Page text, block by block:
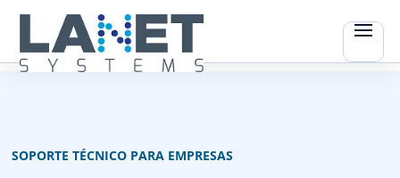
SOPORTE TÉCNICO PARA EMPRESAS